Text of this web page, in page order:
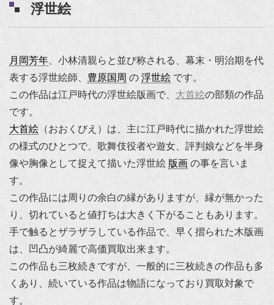
浮世絵
月岡芳年 、小林清親らと並び称される、幕末・明治期を代
表する浮世絵師、 豊原国周 の 浮世絵 です。
この作品は江戸時代の浮世絵版画で、 大首絵の部類の作品
です。
大首絵 （おおくびえ）は、主に江戸時代に描かれた浮世絵
の様式のひとつで、歌舞伎役者や遊女、評判娘などを半身
像や胸像として捉えて描いた浮世絵 版画 の事を言いま
す。
この作品には周りの余白の縁がありますが、縁が無かった
り、切れていると値打ちは大きく下がることもあります。
手で触るとザラザラしている作品で、早く摺られた木版画
は、凹凸が綺麗で高価買取出来ます。
この作品も三枚続きですが、一般的に三枚続きの作品も多
くあり、続いている作品は物語になっており買取対象で
す。